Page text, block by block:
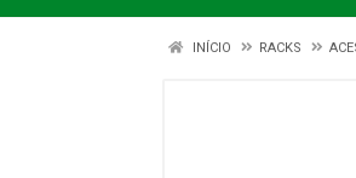
INÍCIO RACKS